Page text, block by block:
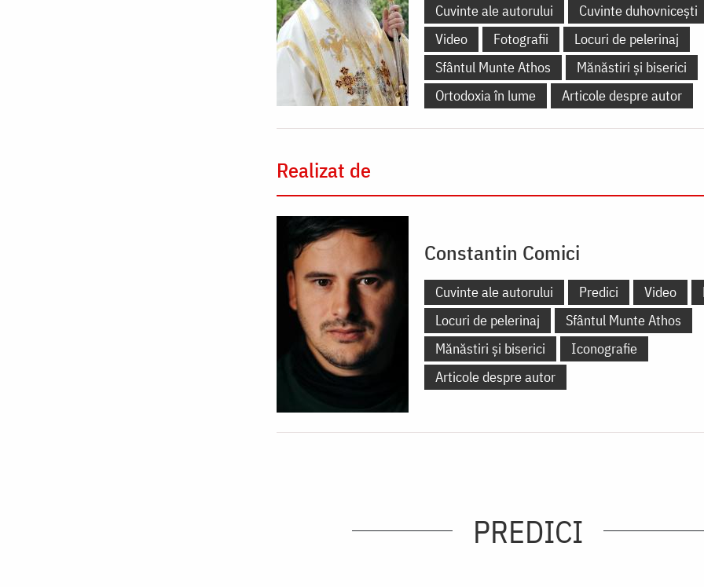
Cuvinte ale autorului Cuvinte duhovnicești
Video
Fotografii
Locuri de pelerinaj
Sfântul Munte Athos
Mănăstiri și biserici
Ortodoxia în lume
Articole despre autor
Realizat de
Constantin Comici
Cuvinte ale autorului Predici Video
Locuri de pelerinaj
Sfântul Munte Athos
Mănăstiri și biserici
Iconografie
Articole despre autor
PREDICI